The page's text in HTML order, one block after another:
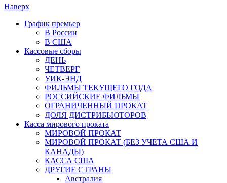
Наверх
График премьер
В России
В США
Кассовые сборы
ДЕНЬ
ЧЕТВЕРГ
УИК-ЭНД
ФИЛЬМЫ ТЕКУЩЕГО ГОДА
РОССИЙСКИЕ ФИЛЬМЫ
ОГРАНИЧЕННЫЙ ПРОКАТ
ДОЛЯ ДИСТРИБЬЮТОРОВ
Касса мирового проката
МИРОВОЙ ПРОКАТ
МИРОВОЙ ПРОКАТ (БЕЗ УЧЕТА США И
КАНАДЫ)
КАССА США
ДРУГИЕ СТРАНЫ
Австралия